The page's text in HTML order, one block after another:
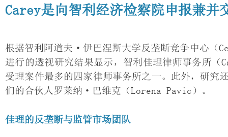
Carey是向智利经济检察院申报兼并
根据智利阿道夫·伊巴涅斯大学反垄断竞争中心（
进行的透视研究结果显示，智利佳理律师事务所
受理案件最多的四家律师事务所之一。此外，研究
们的合伙人罗莱纳·巴维克（Lorena Pavic）。
佳理的反垄断与监管市场团队